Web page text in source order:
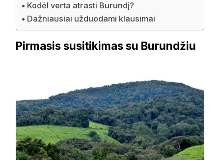
Kodėl verta atrasti Burundį?
Dažniausiai užduodami klausimai
Pirmasis susitikimas su Burundžiu